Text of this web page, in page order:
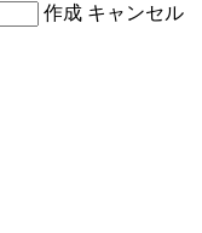
作成 キャンセル